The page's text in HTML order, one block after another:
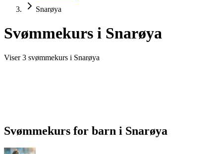
Snarøya
Svømmekurs i Snarøya
Viser 3 svømmekurs i Snarøya
Svømmekurs for barn i Snarøya